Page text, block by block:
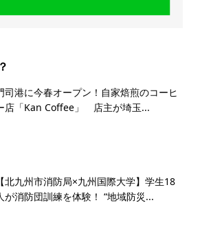
司港に今春オープン！自家焙煎のコーヒ
店「Kan Coffee」 店主が埼玉...
【北九州市消防局×九州国際大学】学生18
が消防団訓練を体験！ “地域防災...